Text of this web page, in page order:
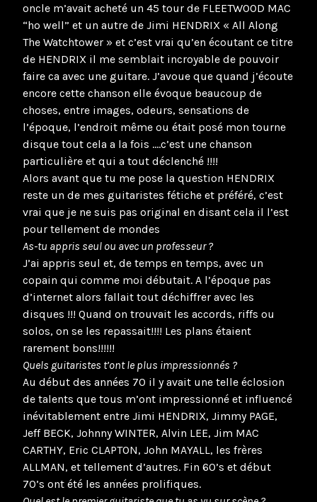
oncle m’avait acheté un 45 tour de FLEETWOOD MAC
“ho well” et un autre de Jimi HENDRIX « All Along
The Watchtower » et c’est vrai qu’en écoutant ce titre
de HENDRIX il me semblait incroyable de pouvoir
faire ca avec une guitare. J’avoue que quand j’écoute
encore cette chanson elle évoque beaucoup de
choses, entre images, odeurs, sensations de
l’époque, l’endroit même ou était posé mon tourne
disque tout cela a la fois ….c’est une chanson
particulière et qui a tout déclenché !!!!
Alors avant que tu me pose la question HENDRIX
reste un de mes guitaristes fétiche et préféré, c’est
vrai que je ne suis pas original en disant cela il l’est
pour tellement de mondes
As-tu appris seul ou avec un professeur ?
J’ai appris seul et, de temps en temps, avec un
copain qui comme moi débutait. A l’époque pas
d’internet alors fallait tout déchiffrer avec les
disques !!! Quand on trouvait les accords, riffs ou
solos, on se les repassait!!!! Les plans étaient
rarement bons!!!!!!
Quels guitaristes t’ont le plus impressionnés ?
Au début des années 70 il y avait une telle éclosion
de talents que tous m’ont impressionné et influencé
inévitablement entre Jimi HENDRIX, Jimmy PAGE,
Jeff BECK, Johnny WINTER, Alvin LEE, Jim MAC
CARTHY, Eric CLAPTON, John MAYALL, les frères
ALLMAN, et tellement d’autres. Fin 60’s et début
70’s ont été les années prolifiques.